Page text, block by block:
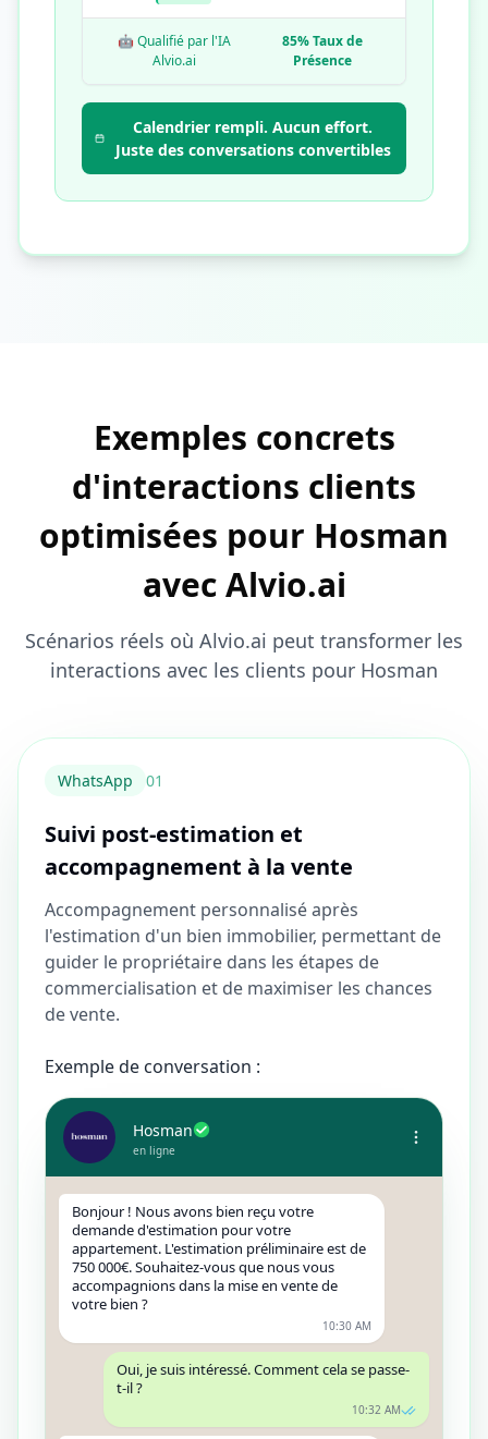
🤖 Qualifié par l'IA
Alvio.ai
85% Taux de
Présence
Calendrier rempli. Aucun effort.
Juste des conversations convertibles
Exemples concrets
d'interactions clients
optimisées pour Hosman
avec Alvio.ai
Scénarios réels où Alvio.ai peut transformer les
interactions avec les clients pour Hosman
WhatsApp 01
Suivi post-estimation et
accompagnement à la vente
Accompagnement personnalisé après
l'estimation d'un bien immobilier, permettant de
guider le propriétaire dans les étapes de
commercialisation et de maximiser les chances
de vente.
Exemple de conversation :
Hosman
en ligne
Bonjour ! Nous avons bien reçu votre
demande d'estimation pour votre
appartement. L'estimation préliminaire est de
750 000€. Souhaitez-vous que nous vous
accompagnions dans la mise en vente de
votre bien ?
10:30 AM
Oui, je suis intéressé. Comment cela se passe-
t-il ?
10:32 AM